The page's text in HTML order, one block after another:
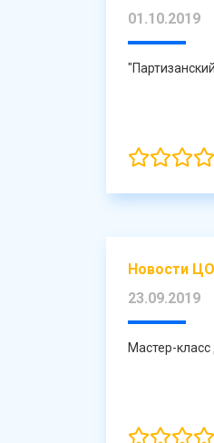
01.10.2019
Новости
23.09.2019
Мастер-